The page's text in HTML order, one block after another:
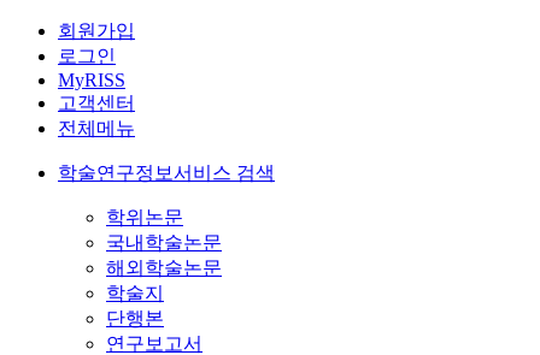
회원가입
로그인
MyRISS
고객센터
전체메뉴
학술연구정보서비스 검색
학위논문
국내학술논문
해외학술논문
학술지
단행본
연구보고서